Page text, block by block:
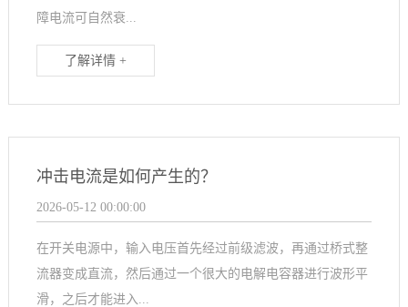
障电流可自然衰...
了解详情 +
冲击电流是如何产生的？
2026-05-12 00:00:00
在开关电源中，输入电压首先经过前级滤波，再通过桥式整
流器变成直流，然后通过一个很大的电解电容器进行波形平
滑，之后才能进入...